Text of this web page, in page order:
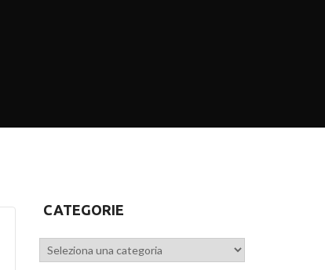
CATEGORIE
Categorie